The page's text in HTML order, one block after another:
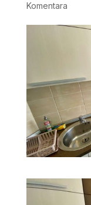
Komentara